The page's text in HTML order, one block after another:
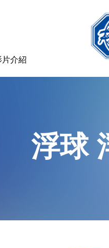
片介紹
浮球